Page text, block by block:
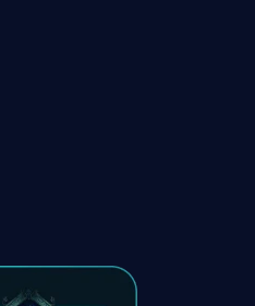
Path of Exile 2